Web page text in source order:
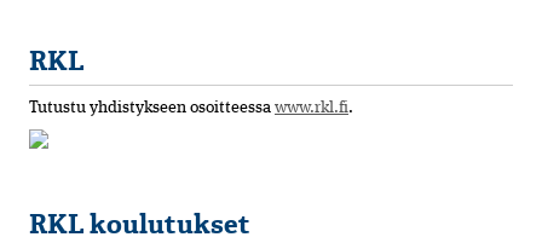
RKL
Tutustu yhdistykseen osoitteessa www.rkl.fi.
RKL koulutukset